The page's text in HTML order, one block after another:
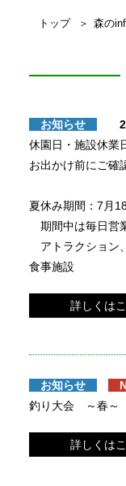
トップ 森の
お知らせ
休園日・施設休業
お出かけ前にご確
夏休み期間：7月
期間中は毎日営
アトラクション
食事施設
詳しくは
お知らせ
釣り大会 ～春～
詳しくは